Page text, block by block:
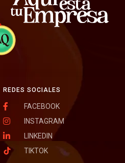
REDES SOCIALES
FACEBOOK
INSTAGRAM
LINKEDIN
TIKTOK